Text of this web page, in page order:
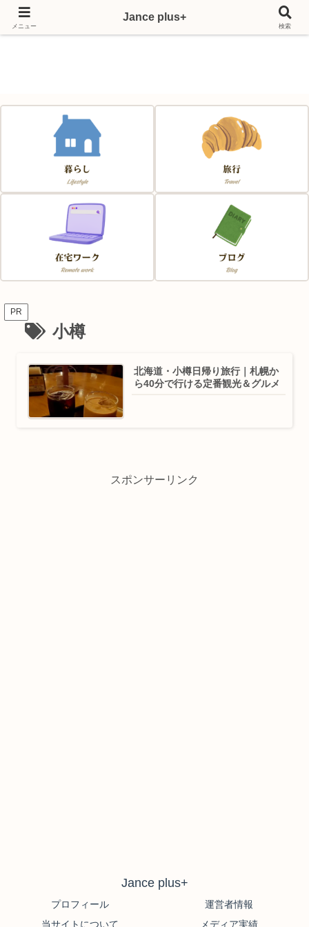
Japan & France & Chance～フランス移住応援サイト～
PR
小樽
北海道・小樽日帰り旅行｜札幌か
ら40分で行ける定番観光＆グルメ
スポンサーリンク
Jance plus+
プロフィール
運営者情報
当サイトについて
メディア実績
メニュー
Jance plus+
検索